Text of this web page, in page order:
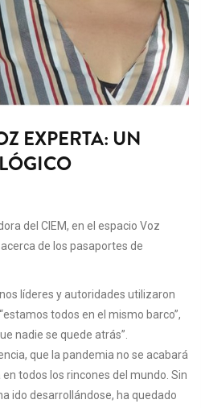
EXPERTA: UN
del CIEM, en el espacio Voz
de los pasaportes de
líderes y autoridades utilizaron
todos en el mismo barco”,
nadie se quede atrás”.
que la pandemia no se acabará
todos los rincones del mundo. Sin
ido desarrollándose, ha quedado